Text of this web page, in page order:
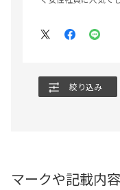
絞り込み
マークや記載内